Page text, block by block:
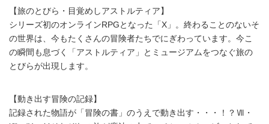
【旅のとびら・目覚めしアストルティア】
シリーズ初のオンラインRPGとなった「X」。終わることのないそ
の世界は、今もたくさんの冒険者たちでにぎわっています。今こ
の瞬間も息づく「アストルティア」とミュージアムをつなぐ旅の
とびらが出現します。
【動き出す冒険の記録】
記録された物語が「冒険の書」のうえで動き出す・・・！？Ⅶ・